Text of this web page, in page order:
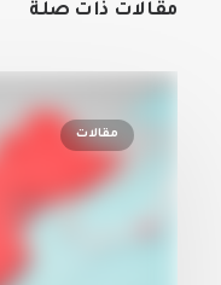
مقالات ذات صلة
مقالات